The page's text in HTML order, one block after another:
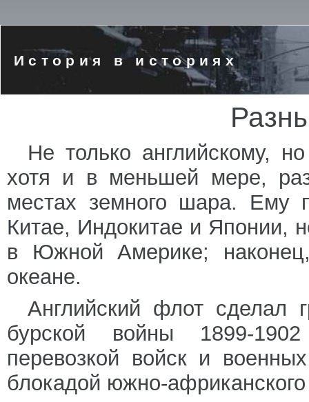
История в историях
Не только английскому,
хотя и в меньшей мере,
местах земного шара. Ему
Китае, Индокитае и Японии,
в Южной Америке;
океане.
Английский флот сделал
бурской войны 1899-
перевозкой войск и
блокадой южно-